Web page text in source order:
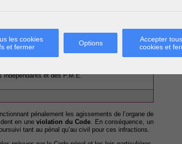
les cookies
et fermer
Options
Accepter
cookies et
DE VOUS INTERESSER:
- Cour de cassation : Décision du 28 mars
indépendants et des P.M.E.
pénalement les agissements de l’organe de
en uneviolation du Code. En conséquence, un
tant au pénal qu’au civil pour ces infractions.